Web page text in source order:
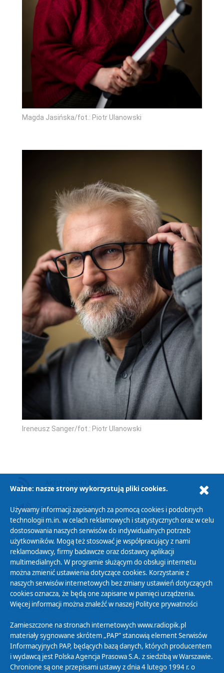
Magda Jasińska/fot.: Piotr Ulanowski
Ireneusz Sanger/fot.: Piotr Ulanowski
PODCAST AUDIO
Polityka Prywatności
Zasady korzystania z Serwisu
Organizacje Pożytku Publicznego
Cyfryzacja DAB+
Polityka ochrony danych osobowych
Abonament
Zamówienia publiczne
Ważne: nasze strony wykorzystują pliki cookies.
Używamy informacji zapisanych za pomocą cookies i podobnych
technologii m.in. w celach reklamowych i statystycznych oraz w celu
dostosowania naszych serwisów do indywidualnych potrzeb
użytkowników. Mogą też stosować je współpracujący z nami
reklamodawcy, firmy badawcze oraz dostawcy aplikacji
multimedialnych. W programie służącym do obsługi internetu
można zmienić ustawienia dotyczące cookies. Korzystanie z
naszych serwisów internetowych bez zmiany ustawień dotyczących
cookies oznacza, że będą one zapisane w pamięci urządzenia.
Więcej informacji można znaleźć w naszej Polityce prywatności
Zamieszczone na stronach internetowych www.radiopik.pl
materiały sygnowane skrótem „PAP” stanowią element Serwisów
Informacyjnych PAP, będących bazą danych, których producentem
i wydawcą jest Polska Agencja Prasowa S.A. z siedzibą w Warszawie.
Chronione są one przepisami ustawy z dnia 4 lutego 1994 r. o